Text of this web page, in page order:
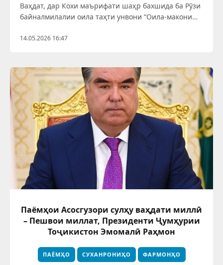
Ваҳдат, дар Кохи маърифати шаҳр бахшида ба Рӯзи
байналмилалии оила таҳти унвони “Оила-макони
баргузор гардид. Дар чорабинӣ раиси шаҳр Мирзо
14.05.2026 16:47
Паёмҳои Асосгузори сулҳу ваҳдати миллӣ
– Пешвои миллат, Президенти Ҷумҳурии
Тоҷикистон Эмомалӣ Раҳмон
ПАЁМҲО СУХАНРОНИҲО ФАРМОНҲО